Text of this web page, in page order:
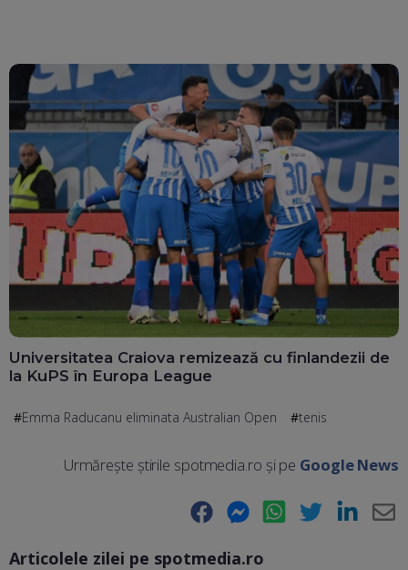
Universitatea Craiova remizează cu finlandezii de
la KuPS în Europa League
Emma Raducanu eliminata Australian Open tenis
Urmărește știrile spotmedia.ro și pe Google News
Facebook Messenger WhatsApp Twitter LinkedIn
Articolele zilei pe spotmedia.ro